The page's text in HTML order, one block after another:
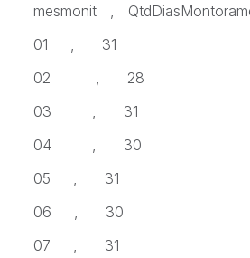
mesmonit ,
01 , 31
02 , 28
03 , 31
04 , 30
05 , 31
06 , 30
07 , 31